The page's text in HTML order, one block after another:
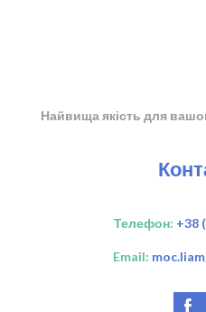
Найвища якість для
Телефон: +38
Email: